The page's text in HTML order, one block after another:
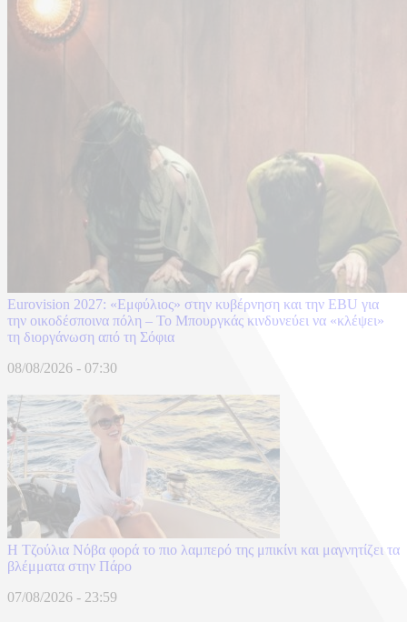
Eurovision 2027: «Εμφύλιος» στην κυβέρνηση και την EBU για
την οικοδέσποινα πόλη – Το Μπουργκάς κινδυνεύει να «κλέψει»
τη διοργάνωση από τη Σόφια
08/08/2026 - 07:30
Η Τζούλια Νόβα φορά το πιο λαμπερό της μπικίνι και μαγνητίζει τα
βλέμματα στην Πάρο
07/08/2026 - 23:59